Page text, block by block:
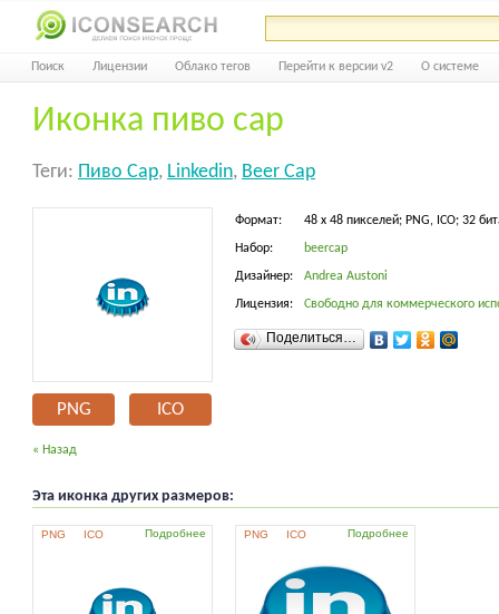
Поиск Лицензии Облако тегов Перейти к версии v2 О системе
Иконка пиво cap
Теги: Пиво Cap, Linkedin, Beer Cap
PNG ICO
Формат: 48 x 48 пикселей; PNG, ICO; 32
Набор: beercap
Дизайнер: Andrea Austoni
Лицензия: Свободно для коммерческого
Поделиться…
« Назад
Эта иконка других размеров:
PNG ICO Подробнее PNG ICO Подробнее